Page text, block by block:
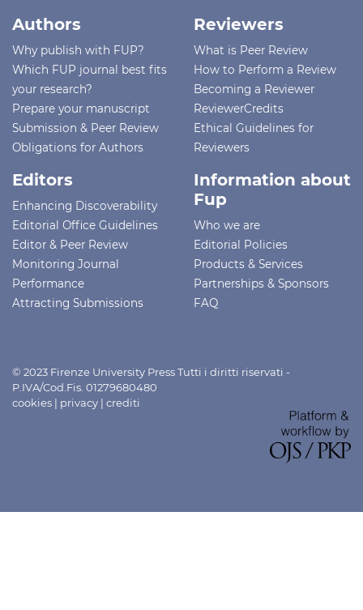
Authors
Why publish with FUP?
Which FUP journal best fits
your research?
Prepare your manuscript
Submission & Peer Review
Obligations for Authors
Reviewers
What is Peer Review
How to Perform a Review
Becoming a Reviewer
ReviewerCredits
Ethical Guidelines for
Reviewers
Editors
Enhancing Discoverability
Editorial Office Guidelines
Editor & Peer Review
Monitoring Journal
Performance
Attracting Submissions
Information about
Fup
Who we are
Editorial Policies
Products & Services
Partnerships & Sponsors
FAQ
© 2023 Firenze University Press Tutti i diritti riservati -
P.IVA/Cod.Fis. 01279680480
cookies | privacy | crediti